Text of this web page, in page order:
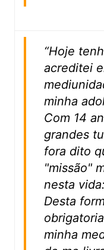
“Hoje
acreditei
minha
Com 14
grandes
fora dito
"missão"
nesta
Desta
minha